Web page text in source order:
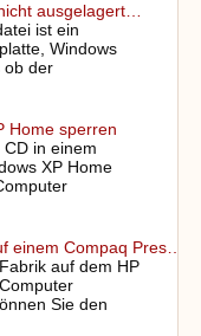
ausgelagert…
ist ein
Windows
ob der
Home sperren
in einem
XP Home
einem Compaq Pres…
auf dem HP
Sie den